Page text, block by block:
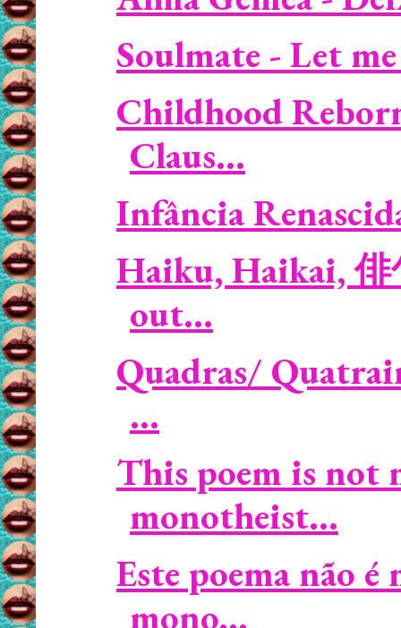
Soulmate - Let
Childhood
Claus...
Infância
Haiku, Haikai,
out...
Quadras/
...
This poem is not
monotheist...
Este poema não é
mono...